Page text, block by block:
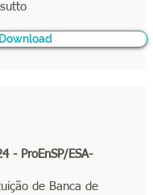
Download
- ProEnSP/ESA-
de Banca de